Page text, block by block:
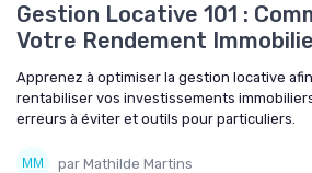
Gestion Locative 101 :
Votre Rendement
Apprenez à optimiser la gestion locative
rentabiliser vos investissements
erreurs à éviter et outils pour particuliers.
par Mathilde Martins